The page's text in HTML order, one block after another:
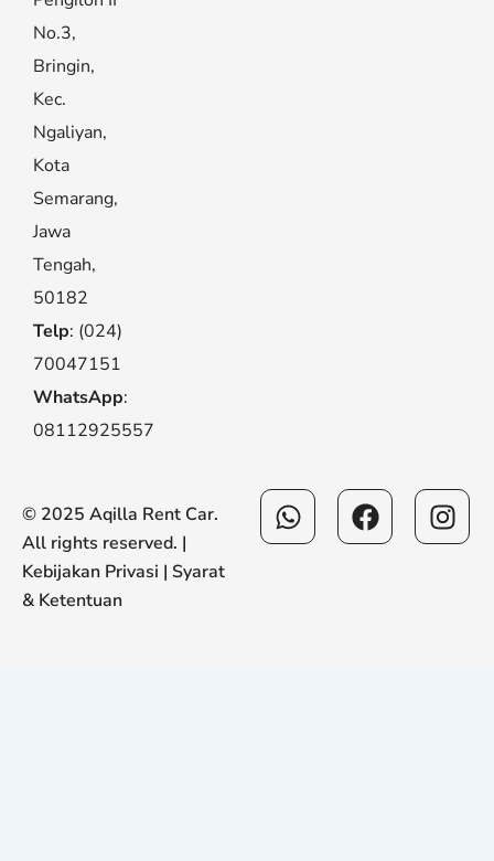
No.3,
Bringin,
Kec.
Ngaliyan,
Kota
Semarang,
Jawa
Tengah,
50182
Telp: (024)
70047151
WhatsApp:
08112925557
© 2025 Aqilla Rent Car.
All rights reserved. |
Kebijakan Privasi | Syarat
& Ketentuan
WhatsappFacebook